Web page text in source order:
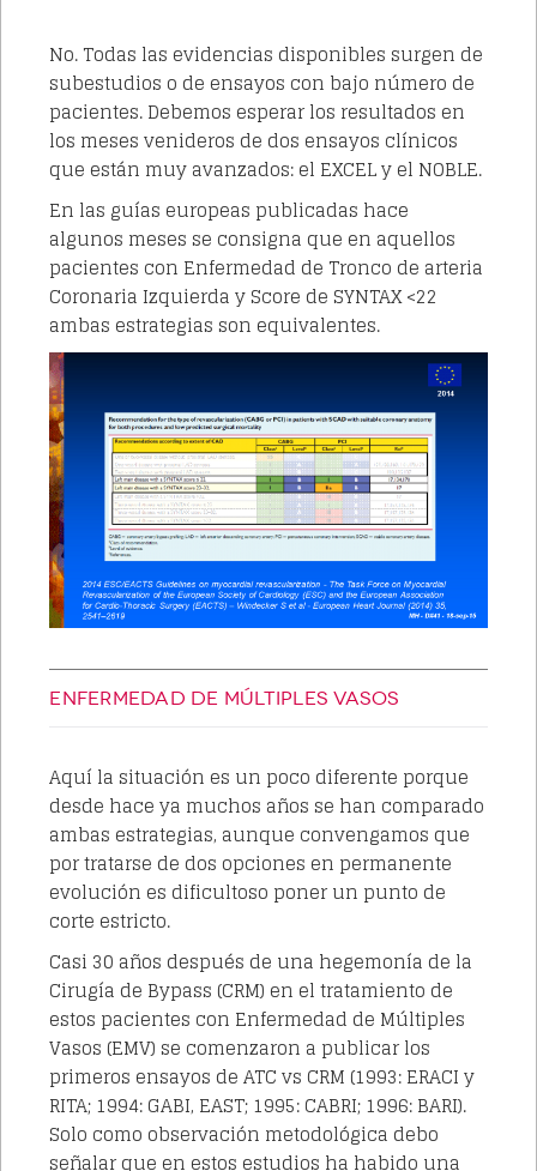
No. Todas las evidencias disponibles surgen de
subestudios o de ensayos con bajo número de
pacientes. Debemos esperar los resultados en
los meses venideros de dos ensayos clínicos
que están muy avanzados: el EXCEL y el NOBLE.
En las guías europeas publicadas hace
algunos meses se consigna que en aquellos
pacientes con Enfermedad de Tronco de arteria
Coronaria Izquierda y Score de SYNTAX <22
ambas estrategias son equivalentes.
ENFERMEDAD DE MÚLTIPLES VASOS
Aquí la situación es un poco diferente porque
desde hace ya muchos años se han comparado
ambas estrategias, aunque convengamos que
por tratarse de dos opciones en permanente
evolución es dificultoso poner un punto de
corte estricto.
Casi 30 años después de una hegemonía de la
Cirugía de Bypass (CRM) en el tratamiento de
estos pacientes con Enfermedad de Múltiples
Vasos (EMV) se comenzaron a publicar los
primeros ensayos de ATC vs CRM (1993: ERACI y
RITA; 1994: GABI, EAST; 1995: CABRI; 1996: BARI).
Solo como observación metodológica debo
señalar que en estos estudios ha habido una